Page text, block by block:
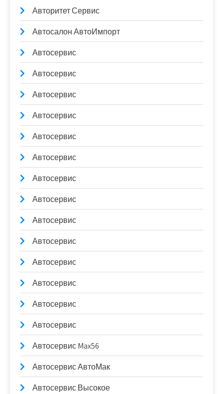
Авторитет Сервис
Автосалон АвтоИмпорт
Автосервис
Автосервис
Автосервис
Автосервис
Автосервис
Автосервис
Автосервис
Автосервис
Автосервис
Автосервис
Автосервис
Автосервис
Автосервис
Автосервис
Автосервис Max56
Автосервис АвтоМак
Автосервис Высокое